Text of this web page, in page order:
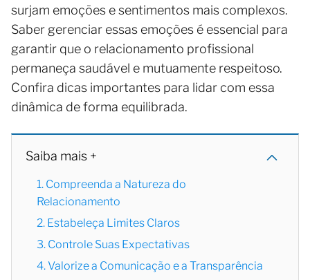
surjam emoções e sentimentos mais complexos.
Saber gerenciar essas emoções é essencial para
garantir que o relacionamento profissional
permaneça saudável e mutuamente respeitoso.
Confira dicas importantes para lidar com essa
dinâmica de forma equilibrada.
Saiba mais +
1. Compreenda a Natureza do
Relacionamento
2. Estabeleça Limites Claros
3. Controle Suas Expectativas
4. Valorize a Comunicação e a Transparência